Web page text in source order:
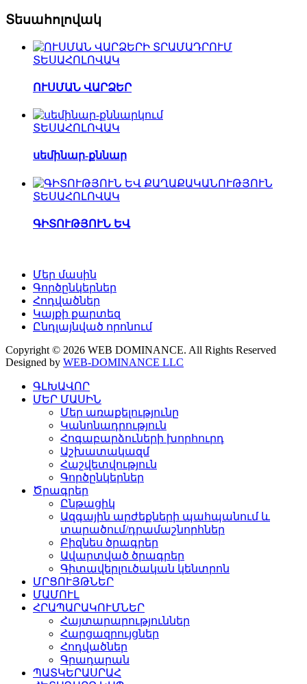
Տեսահոլովակ
ՏԵՍԱՀՈԼՈՎԱԿ
ՈՒՍՄԱՆ ՎԱՐՁԵՐ
ՏԵՍԱՀՈԼՈՎԱԿ
սեմինար-քննար
ՏԵՍԱՀՈԼՈՎԱԿ
ԳԻՏՈՒԹՅՈՒՆ ԵՎ
Մեր մասին
Գործընկերներ
Հոդվածներ
Կայքի քարտեզ
Ընդլայնված որոնում
Copyright © 2026 WEB DOMINANCE. All Rights Reserved
Designed by WEB-DOMINANCE LLC
ԳԼԽԱՎՈՐ
ՄԵՐ ՄԱՍԻՆ
Մեր առաքելությունը
Կանոնադրություն
Հոգաբարձուների խորհուրդ
Աշխատակազմ
Հաշվետվություն
Գործընկերներ
Ծրագրեր
Ընթացիկ
Ազգային արժեքների պահպանում և
տարածում/դրամաշնորհներ
Բիզնես ծրագրեր
Ավարտված ծրագրեր
Գիտավերլուծական կենտրոն
ՄՐՑՈՒՅԹՆԵՐ
ՄԱՄՈՒԼ
ՀՐԱՊԱՐԱԿՈՒՄՆԵՐ
Հայտարարություններ
Հարցազրույցներ
Հոդվածներ
Գրադարան
ՊԱՏԿԵՐԱՍՐԱՀ